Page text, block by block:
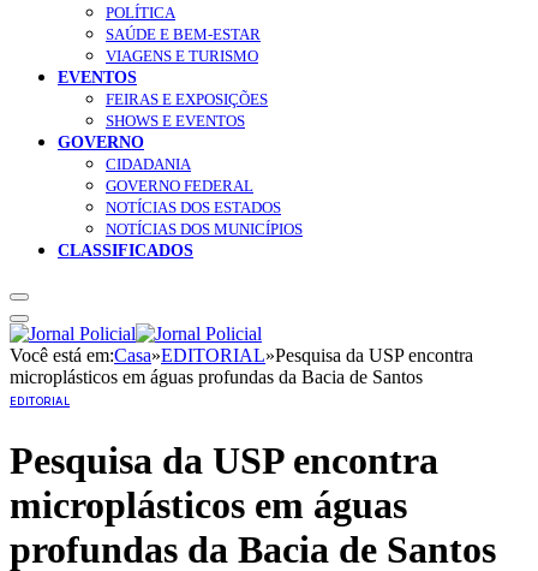
POLÍTICA
SAÚDE E BEM-ESTAR
VIAGENS E TURISMO
EVENTOS
FEIRAS E EXPOSIÇÕES
SHOWS E EVENTOS
GOVERNO
CIDADANIA
GOVERNO FEDERAL
NOTÍCIAS DOS ESTADOS
NOTÍCIAS DOS MUNICÍPIOS
CLASSIFICADOS
Você está em:Casa»EDITORIAL»Pesquisa da USP encontra
microplásticos em águas profundas da Bacia de Santos
EDITORIAL
Pesquisa da USP encontra
microplásticos em águas
profundas da Bacia de Santos